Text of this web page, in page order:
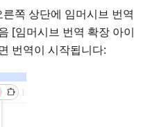
쪽 상단에 임머시브 번역
[임머시브 번역 확장 아이
번역이 시작됩니다: